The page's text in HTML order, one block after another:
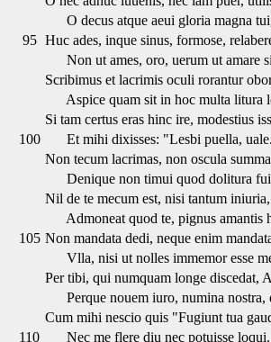
O decus atque aeui gloria magna
95 Huc ades, inque sinus, formose,
Non ut ames, oro, uerum ut amare
Scribimus et lacrimis oculi rorantur
Aspice quam sit in hoc multa litura
Si tam certus eras hinc ire, modestius
100
Et mihi dixisses: "Lesbi puella,
Non tecum lacrimas, non oscula
Denique non timui quod dolitura
Nil de te mecum est, nisi tantum
Admoneat quod te, pignus amantis
105 Non mandata dedi, neque enim
Vlla, nisi ut nolles immemor esse
Per tibi, qui numquam longe discedat,
Perque nouem iuro, numina nostra,
Cum mihi nescio quis "Fugiunt tua
110
Nec me flere diu nec potuisse loqui.